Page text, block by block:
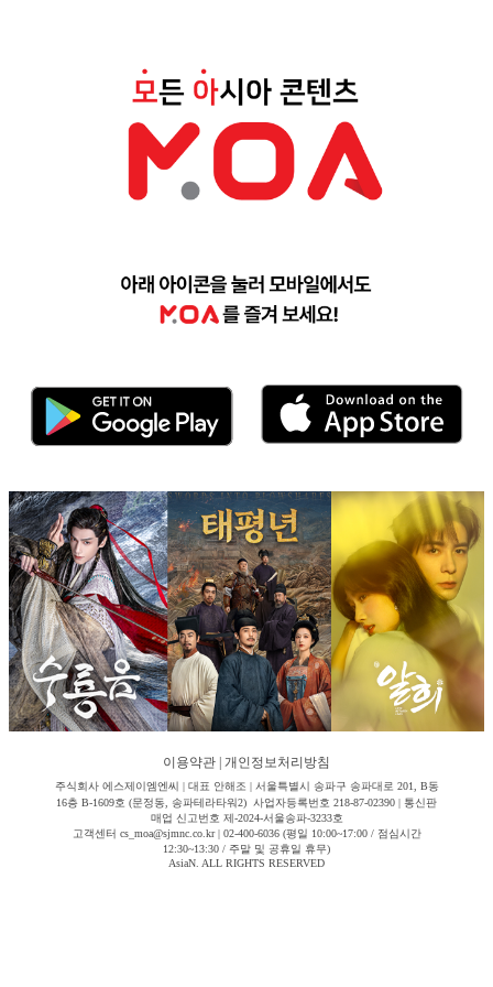
이용약관 개인정보처리방침
주식회사 에스제이엠엔씨 | 대표 안해조 | 서울특별시 송파구 송파대로 201, B동
16층 B-1609호 (문정동, 송파테라타워2) 사업자등록번호 218-87-02390 | 통신판
매업 신고번호 제-2024-서울송파-3233호
고객센터 cs_moa@sjmnc.co.kr | 02-400-6036 (평일 10:00~17:00 / 점심시간
12:30~13:30 / 주말 및 공휴일 휴무)
AsiaN. ALL RIGHTS RESERVED